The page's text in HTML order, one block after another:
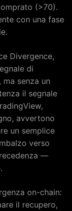
(>70).
con una fase
Divergence,
di
senza un
il segnale
avvertono
un semplice
verso
—
on-chain:
il recupero,